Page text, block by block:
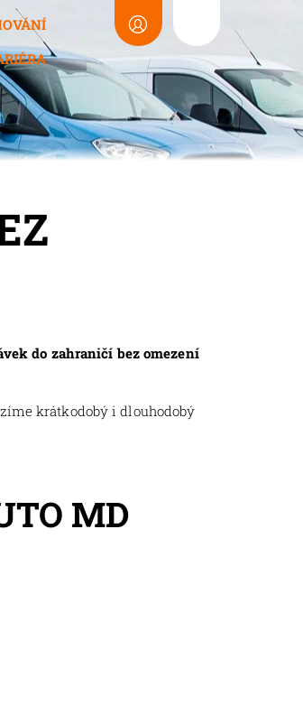
do zahraničí bez omezení
krátkodobý i dlouhodobý
MD